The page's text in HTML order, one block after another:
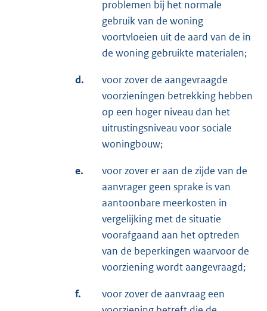
problemen bij het normale
gebruik van de woning
voortvloeien uit de aard van de in
de woning gebruikte materialen;
d.
voor zover de aangevraagde
voorzieningen betrekking hebben
op een hoger niveau dan het
uitrustingsniveau voor sociale
woningbouw;
e.
voor zover er aan de zijde van de
aanvrager geen sprake is van
aantoonbare meerkosten in
vergelijking met de situatie
voorafgaand aan het optreden
van de beperkingen waarvoor de
voorziening wordt aangevraagd;
f.
voor zover de aanvraag een